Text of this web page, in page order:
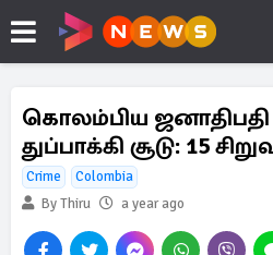
கொலம்பிய ஜனாதிபதி
துப்பாக்கி சூடு: 15
Crime
Colombia
By Thiru
a year ago